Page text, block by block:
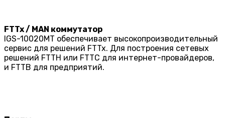
FTTx / MAN коммутатор
IGS-10020MT обеспечивает высокопроизводительный
сервис для решений FTTx. Для построения сетевых
решений FTTH или FTTC для интернет-провайдеров,
и FTTB для предприятий.